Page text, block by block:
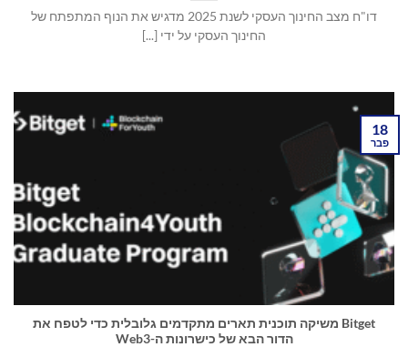
דו"ח מצב החינוך העסקי לשנת 2025 מדגיש את הנוף המתפתח של
החינוך העסקי על ידי [...]
Bitget משיקה תוכנית תארים מתקדמים גלובלית כדי לטפח את
הדור הבא של כישרונות ה-Web3
18
פבר